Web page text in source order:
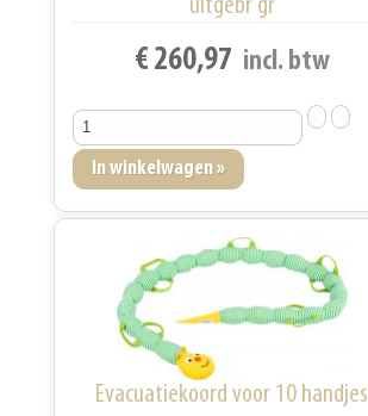
uitgebr gr
€ 260,97 incl. btw
Evacuatiekoord voor 10 handjes